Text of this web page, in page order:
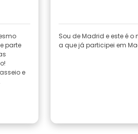
parte
e
Sou de Madrid e este é o
a que já participei em